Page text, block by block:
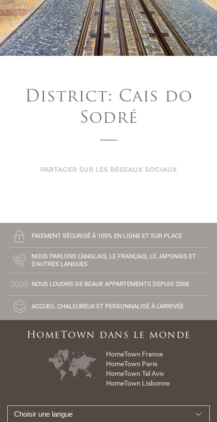
District: Cais do
Sodré
PARTAGER SUR LES RÉSEAUX SOCIAUX
PAIEMENT SÉCURISÉ À 100% EN LIGNE ET SUR PLACE
NOUS PARLONS L'ANGLAIS, LE FRANÇAIS, LE JAPONAIS ET
D'AUTRES LANGUES
NOUS LOUONS DE BEAUX APPARTEMENTS DEPUIS 2008
ACCUEIL CHALEUREUX ET PERSONNALISÉ À L'ARRIVÉE
HomeTown dans le monde
HomeTown France
HomeTown Paris
HomeTown Tel Aviv
HomeTown Lisbonne
Choisir une langue